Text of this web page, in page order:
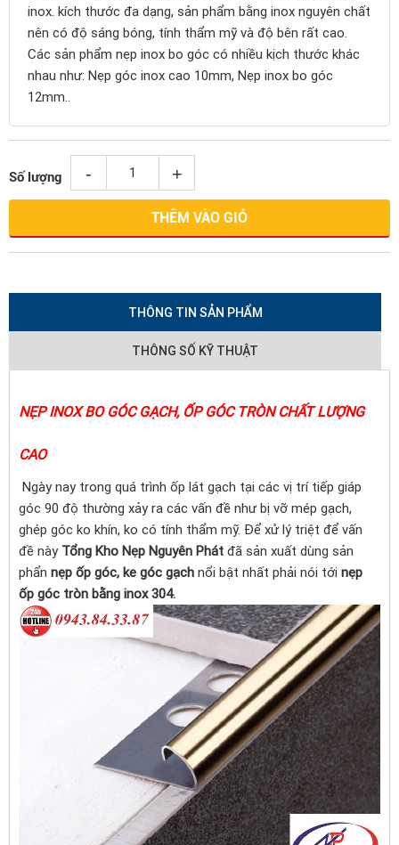
inox. kích thước đa dạng, sản phẩm bằng inox nguyên chất
nên có độ sáng bóng, tính thẩm mỹ và độ bên rất cao.
Các sản phẩm nẹp inox bo góc có nhiều kịch thước khác
nhau như: Nẹp góc inox cao 10mm, Nẹp inox bo góc
12mm..
Số lượng +
-
THÊM VÀO GIỎ
THÔNG TIN SẢN PHẨM
THÔNG SỐ KỸ THUẬT
NẸP INOX BO GÓC GẠCH, ỐP GÓC TRÒN CHẤT LƯỢNG
CAO
Ngày nay trong quá trình ốp lát gạch tại các vị trí tiếp giáp
góc 90 độ thường xảy ra các vấn đề như bị vỡ mép gạch,
ghép góc ko khín, ko có tính thẩm mỹ. Để xử lý triệt để vấn
đề này Tổng Kho Nẹp Nguyên Phát đã sản xuất dùng sản
phẩn nẹp ốp góc, ke góc gạch nổi bật nhất phải nói tới nẹp
ốp góc tròn bằng inox 304.